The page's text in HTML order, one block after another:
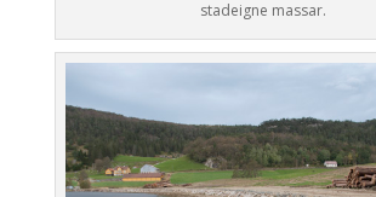
stadeigne massar.